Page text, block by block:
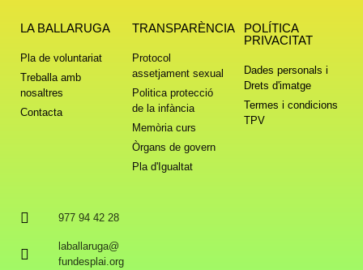
LA BALLARUGA
Pla de voluntariat
Treballa amb
nosaltres
Contacta
TRANSPARÈNCIA
Protocol
assetjament sexual
Politica protecció
de la infància
Memòria curs
Òrgans de govern
Pla d'Igualtat
POLÍTICA
PRIVACITAT
Dades personals i
Drets d'imatge
Termes i condicions
TPV
977 94 42 28
laballaruga@
fundesplai.org